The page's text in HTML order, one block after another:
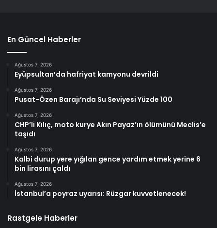
En Güncel Haberler
Ağustos 7, 2026
Eyüpsultan’da hafriyat kamyonu devrildi
Ağustos 7, 2026
Pusat-Özen Barajı’nda Su Seviyesi Yüzde 100
Ağustos 7, 2026
CHP’li Kılıç, moto kurye Akın Payaz’ın ölümünü Meclis’e
taşıdı
Ağustos 7, 2026
Kalbi durup yere yığılan gence yardım etmek yerine 6
bin lirasını çaldı
Ağustos 7, 2026
İstanbul’a poyraz uyarısı: Rüzgar kuvvetlenecek!
Rastgele Haberler